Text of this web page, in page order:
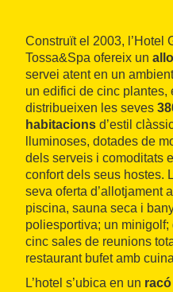
Construït el 2003, l’Hotel
Tossa&Spa ofereix un
servei atent en un
un edifici de cinc plantes,
distribueixen les seves
habitacions d’estil
lluminoses, dotades de
dels serveis i comoditats
confort dels seus hostes.
seva oferta d’allotjament
piscina, sauna seca i
poliesportiva; un
cinc sales de reunions
restaurant bufet amb
L’hotel s’ubica en un